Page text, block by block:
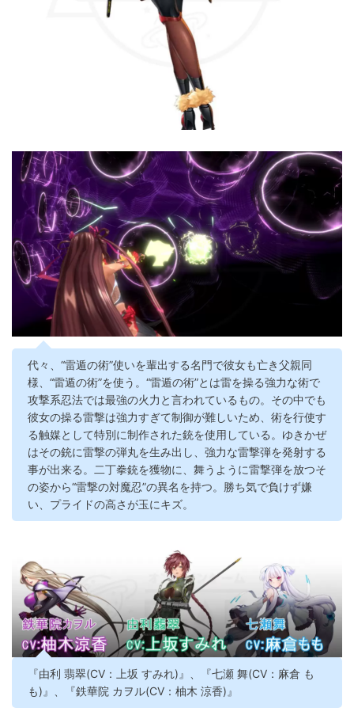
代々、“雷遁の術”使いを輩出する名門で彼女も亡き父親同
様、“雷遁の術”を使う。“雷遁の術”とは雷を操る強力な術で
攻撃系忍法では最強の火力と言われているもの。その中でも
彼女の操る雷撃は強力すぎて制御が難しいため、術を行使す
る触媒として特別に制作された銃を使用している。ゆきかぜ
はその銃に雷撃の弾丸を生み出し、強力な雷撃弾を発射する
事が出来る。二丁拳銃を獲物に、舞うように雷撃弾を放つそ
の姿から“雷撃の対魔忍”の異名を持つ。勝ち気で負けず嫌
い、プライドの高さが玉にキズ。
『由利 翡翠(CV：上坂 すみれ)』、『七瀬 舞(CV：麻倉 も
も)』、『鉄華院 カヲル(CV：柚木 涼香)』